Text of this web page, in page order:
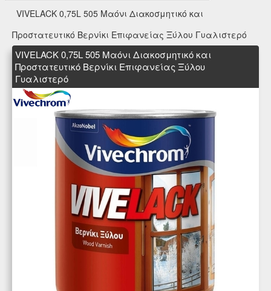
VIVELACK 0,75L 505 Μαόνι Διακοσμητικό και
Προστατευτικό Βερνίκι Επιφανείας Ξύλου Γυαλιστερό
VIVELACK 0,75L 505 Μαόνι Διακοσμητικό και
Προστατευτικό Βερνίκι Επιφανείας Ξύλου
Γυαλιστερό